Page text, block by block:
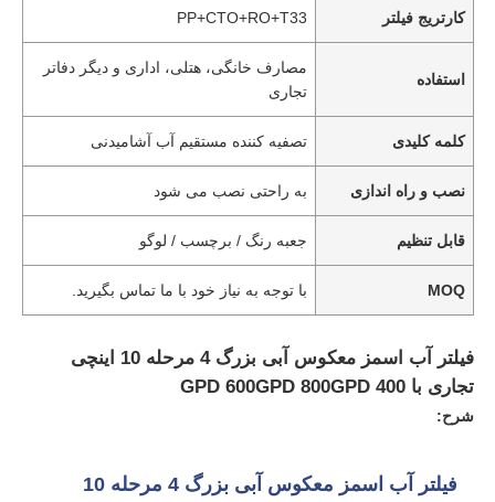
کارتریج فیلتر PP+CTO+RO+T33
استفاده
مصارف خانگی، هتلی، اداری و دیگر دفاتر
تجاری
کلمه کلیدی تصفیه کننده مستقیم آب آشامیدنی
نصب و راه اندازی به راحتی نصب می شود
قابل تنظیم جعبه رنگ / برچسب / لوگو
MOQ با توجه به نیاز خود با ما تماس بگیرید.
فیلتر آب اسمز معکوس آبی بزرگ 4 مرحله 10 اینچی
تجاری با 400 GPD 600GPD 800GPD
شرح:
فیلتر آب اسمز معکوس آبی بزرگ 4 مرحله 10